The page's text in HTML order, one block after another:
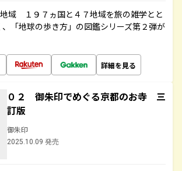
地域 １９７ヵ国と４７地域を旅の雑学とと
「地球の歩き方」の図鑑シリーズ第２弾が
詳細を見る
０２ 御朱印でめぐる京都のお寺 三
訂版
御朱印
2025.10.09 発売